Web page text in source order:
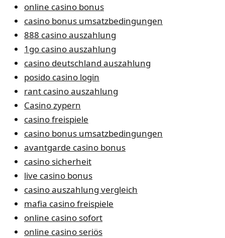
online casino bonus
casino bonus umsatzbedingungen
888 casino auszahlung
1go casino auszahlung
casino deutschland auszahlung
posido casino login
rant casino auszahlung
Casino zypern
casino freispiele
casino bonus umsatzbedingungen
avantgarde casino bonus
casino sicherheit
live casino bonus
casino auszahlung vergleich
mafia casino freispiele
online casino sofort
online casino seriös